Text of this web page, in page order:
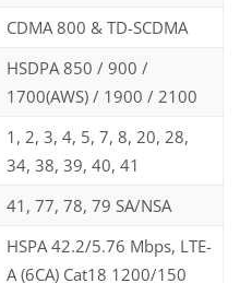
CDMA 800 & TD-SCDMA
HSDPA 850 / 900 /
1700(AWS) / 1900 / 2100
1, 2, 3, 4, 5, 7, 8, 20, 28,
34, 38, 39, 40, 41
41, 77, 78, 79 SA/NSA
HSPA 42.2/5.76 Mbps, LTE-
A (6CA) Cat18 1200/150